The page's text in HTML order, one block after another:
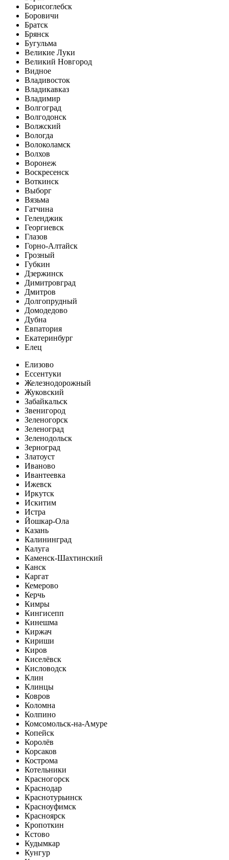
Борисоглебск
Боровичи
Братск
Брянск
Бугульма
Великие Луки
Великий Новгород
Видное
Владивосток
Владикавказ
Владимир
Волгоград
Волгодонск
Волжский
Вологда
Волоколамск
Волхов
Воронеж
Воскресенск
Воткинск
Выборг
Вязьма
Гатчина
Геленджик
Георгиевск
Глазов
Горно-Алтайск
Грозный
Губкин
Дзержинск
Димитровград
Дмитров
Долгопрудный
Домодедово
Дубна
Евпатория
Екатеринбург
Елец
Елизово
Ессентуки
Железнодорожный
Жуковский
Забайкальск
Звенигород
Зеленогорск
Зеленоград
Зеленодольск
Зерноград
Златоуст
Иваново
Ивантеевка
Ижевск
Иркутск
Искитим
Истра
Йошкар-Ола
Казань
Калининград
Калуга
Каменск-Шахтинский
Канск
Каргат
Кемерово
Керчь
Кимры
Кингисепп
Кинешма
Киржач
Кириши
Киров
Киселёвск
Кисловодск
Клин
Клинцы
Ковров
Коломна
Колпино
Комсомольск-на-Амуре
Копейск
Королёв
Корсаков
Кострома
Котельники
Красногорск
Краснодар
Краснотурьинск
Красноуфимск
Красноярск
Кропоткин
Кстово
Кудымкар
Кунгур